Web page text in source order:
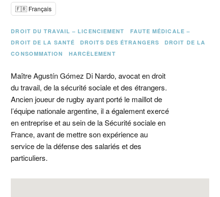
🇫🇷 Français
DROIT DU TRAVAIL – LICENCIEMENT
FAUTE MÉDICALE –
DROIT DE LA SANTÉ
DROITS DES ÉTRANGERS
DROIT DE LA
CONSOMMATION
HARCÈLEMENT
Maître Agustín Gómez Di Nardo, avocat en droit
du travail, de la sécurité sociale et des étrangers.
Ancien joueur de rugby ayant porté le maillot de
l’équipe nationale argentine, il a également exercé
en entreprise et au sein de la Sécurité sociale en
France, avant de mettre son expérience au
service de la défense des salariés et des
particuliers.